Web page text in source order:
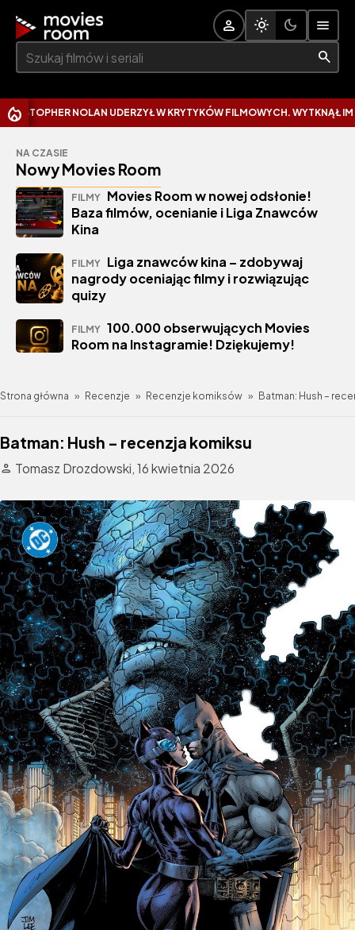
Szukaj:
NOLAN UDERZYŁ W KRYTYKÓW FILMOWYCH. WYTKNĄŁ IM
NA CZASIE
Nowy Movies Room
FILMY Movies Room w nowej odsłonie!
Baza filmów, ocenianie i Liga Znawców
Kina
FILMY Liga znawców kina – zdobywaj
nagrody oceniając filmy i rozwiązując
quizy
FILMY 100.000 obserwujących Movies
Room na Instagramie! Dziękujemy!
Strona główna » Recenzje » Recenzje komiksów » Batman: Hush –
Batman: Hush – recenzja komiksu
Tomasz Drozdowski,16 kwietnia 2026